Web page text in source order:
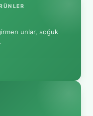
unlar, soğuk